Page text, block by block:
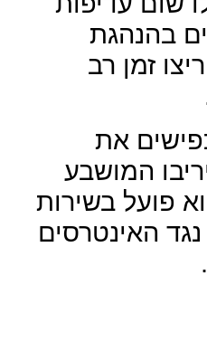
בהנהגת
זמן רב
את
המושבע
פועל בשירות
האינטרסים